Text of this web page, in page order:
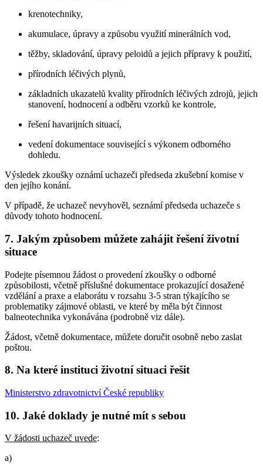
krenotechniky,
akumulace, úpravy a způsobu využití minerálních vod,
těžby, skladování, úpravy peloidů a jejich přípravy k použití,
přírodních léčivých plynů,
základních ukazatelů kvality přírodních léčivých zdrojů, jejich
stanovení, hodnocení a odběru vzorků ke kontrole,
řešení havarijních situací,
vedení dokumentace související s výkonem odborného
dohledu.
Výsledek zkoušky oznámí uchazeči předseda zkušební komise v
den jejího konání.
V případě, že uchazeč nevyhověl, seznámí předseda uchazeče s
důvody tohoto hodnocení.
7. Jakým způsobem můžete zahájit řešení životní
situace
Podejte písemnou žádost o provedení zkoušky o odborné
způsobilosti, včetně příslušné dokumentace prokazující dosažené
vzdělání a praxe a elaborátu v rozsahu 3-5 stran týkajícího se
problematiky zájmové oblasti, ve které by měla být činnost
balneotechnika vykonávána (podrobně viz dále).
Žádost, včetně dokumentace, můžete doručit osobně nebo zaslat
poštou.
8. Na které instituci životní situaci řešit
Ministerstvo zdravotnictví České republiky
10. Jaké doklady je nutné mít s sebou
V žádosti uchazeč uvede:
a)